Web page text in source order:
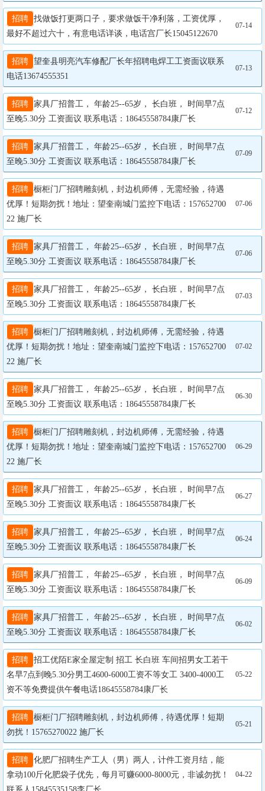
招聘 找做饭打更两口子，要求做饭干净利落，工资优厚，
最好不超过六十，有意电话详谈，电话宫厂长15045122670
07-14
招聘 望奎县明亮汽车修配厂长年招聘电焊工工资面议联系
电话13674555351
07-13
招聘 家具厂招普工， 年龄25--65岁， 长白班， 时间早7点
至晚5.30分 工资面议 联系电话：18645558784康厂长
07-12
招聘 家具厂招普工， 年龄25--65岁， 长白班， 时间早7点
至晚5.30分 工资面议 联系电话：18645558784康厂长
07-09
招聘 橱柜门厂招聘雕刻机，封边机师傅，无需经验，待遇
优厚！短期勿扰！地址：望奎南城门监控下电话：157652700
22 施厂长
07-06
招聘 家具厂招普工， 年龄25--65岁， 长白班， 时间早7点
至晚5.30分 工资面议 联系电话：18645558784康厂长
07-06
招聘 家具厂招普工， 年龄25--65岁， 长白班， 时间早7点
至晚5.30分 工资面议 联系电话：18645558784康厂长
07-03
招聘 橱柜门厂招聘雕刻机，封边机师傅，无需经验，待遇
优厚！短期勿扰！地址：望奎南城门监控下电话：157652700
22 施厂长
07-02
招聘 家具厂招普工， 年龄25--65岁， 长白班， 时间早7点
至晚5.30分 工资面议 联系电话：18645558784康厂长
06-30
招聘 橱柜门厂招聘雕刻机，封边机师傅，无需经验，待遇
优厚！短期勿扰！地址：望奎南城门监控下电话：157652700
22 施厂长
06-29
招聘 家具厂招普工， 年龄25--65岁， 长白班， 时间早7点
至晚5.30分 工资面议 联系电话：18645558784康厂长
06-27
招聘 家具厂招普工， 年龄25--65岁， 长白班， 时间早7点
至晚5.30分 工资面议 联系电话：18645558784康厂长
06-24
招聘 家具厂招普工， 年龄25--65岁， 长白班， 时间早7点
至晚5.30分 工资面议 联系电话：18645558784康厂长
06-09
招聘 家具厂招普工， 年龄25--65岁， 长白班， 时间早7点
至晚5.30分 工资面议 联系电话：18645558784康厂长
06-02
招聘 招工优陌E家全屋定制 招工 长白班 车间招男女工若干
名早7点到晚5.30分男工4600-6000工资不等女工 3400-4000工
资不等免费提供午餐电话18645558784康厂长
05-22
招聘 橱柜门厂招聘雕刻机，封边机师傅，待遇优厚！短期
勿扰！15765270022 施厂长
05-21
招聘 化肥厂招聘生产工人（男）两人，计件工资月结，能
拿动100斤化肥袋子优先，每月可赚6000-8000元，非诚勿扰！
04-22